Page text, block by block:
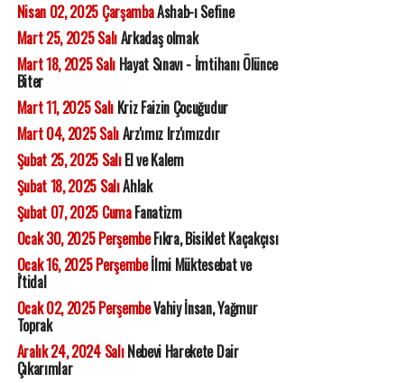
Nisan 02, 2025 ÇarşambaAshab-ı Sefine
Mart 25, 2025 SalıArkadaş olmak
Mart 18, 2025 SalıHayat Sınavı - İmtihanı Ölünce
Biter
Mart 11, 2025 SalıKriz Faizin Çocuğudur
Mart 04, 2025 SalıArz'ımız Irz'ımızdır
Şubat 25, 2025 SalıEl ve Kalem
Şubat 18, 2025 SalıAhlak
Şubat 07, 2025 CumaFanatizm
Ocak 30, 2025 PerşembeFıkra, Bisiklet Kaçakçısı
Ocak 16, 2025 Perşembeİlmi Müktesebat ve
İ'tidal
Ocak 02, 2025 PerşembeVahiy İnsan, Yağmur
Toprak
Aralık 24, 2024 SalıNebevi Harekete Dair
Çıkarımlar